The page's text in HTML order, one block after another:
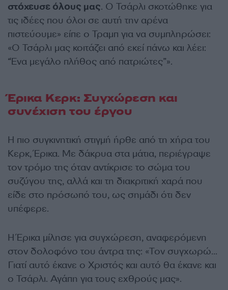
στόχευσε όλους μας. Ο Τσάρλι σκοτώθηκε για
τις ιδέες που όλοι σε αυτή την αρένα
πιστεύουμε» είπε ο Τραμπ για να συμπληρώσει:
«Ο Τσάρλι μας κοιτάζει από εκεί πάνω και λέει:
“Ένα μεγάλο πλήθος από πατριώτες”».
Έρικα Κερκ: Συγχώρεση και
συνέχιση του έργου
Η πιο συγκινητική στιγμή ήρθε από τη χήρα του
Κερκ, Έρικα. Με δάκρυα στα μάτια, περιέγραψε
τον τρόμο της όταν αντίκρισε το σώμα του
συζύγου της, αλλά και τη διακριτική χαρά που
είδε στο πρόσωπό του, ως σημάδι ότι δεν
υπέφερε.
Η Έρικα μίλησε για συγχώρεση, αναφερόμενη
στον δολοφόνο του άντρα της: «Τον συγχωρώ…
Γιατί αυτό έκανε ο Χριστός και αυτό θα έκανε και
ο Τσάρλι. Αγάπη για τους εχθρούς μας».